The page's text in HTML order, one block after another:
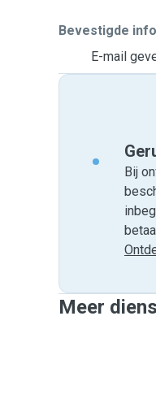
Bevestigde
E-mail
Bij
Meer